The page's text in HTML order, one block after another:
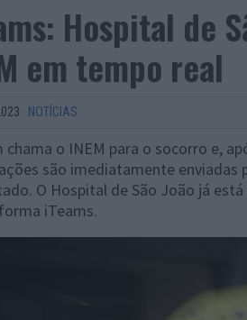
Hospital de
em tempo real
· NOTÍCIAS
chama o INEM para o socorro e,
são imediatamente
O Hospital de São João já
iTeams.